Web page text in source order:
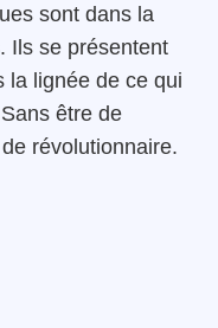
sont dans la
Ils se présentent
la lignée de ce qui
être de
révolutionnaire.